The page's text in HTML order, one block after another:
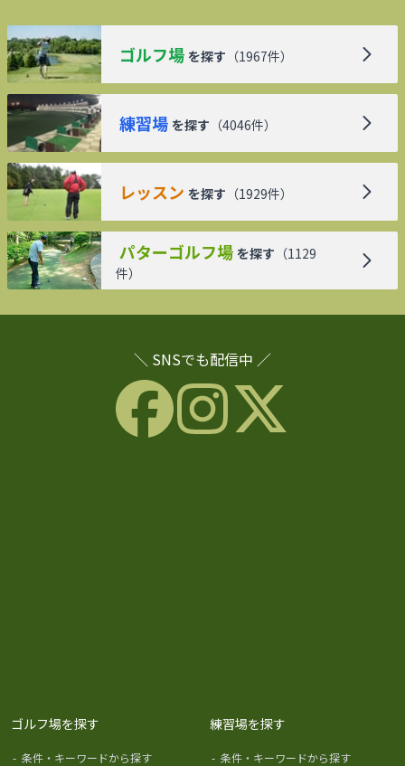
ゴルフ場 を探す （1967件）
練習場 を探す （4046件）
レッスン を探す （1929件）
パターゴルフ場 を探す （1129
件）
＼ SNSでも配信中 ／
ゴルフ場を探す
- 条件・キーワードから探す
練習場を探す
- 条件・キーワードから探す